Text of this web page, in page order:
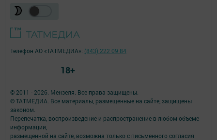
© 2011 - 2026. Мензеля. Все права защищены.
© ТАТМЕДИА. Все материалы, размещенные на сайте, защищены
законом.
Перепечатка, воспроизведение и распространение в любом объеме
информации,
размещенной на сайте, возможна только с письменного согласия
Телефон АО «ТАТМЕДИА»: (843) 222 09 84
18+